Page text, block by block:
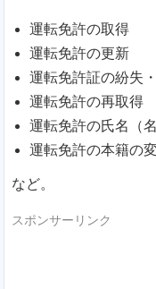
運転免許の取得
運転免許の更新
運転免許証の紛失
運転免許の再取得
運転免許の氏名（
運転免許の本籍の
など。
スポンサーリンク